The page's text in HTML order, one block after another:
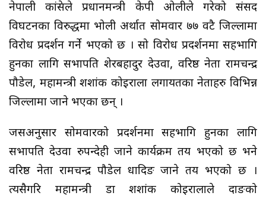
नेपाली कांग्रेसले प्रधानमन्त्री केपी ओलीले गरेको संसद
विघटनका विरुद्धमा भोली अर्थात सोमवार ७७ वटै जिल्लामा
विरोध प्रदर्शन गर्ने भएको छ । सो विरोध प्रदर्शनमा सहभागि
हुनका लागि सभापति शेरबहादुर देउवा, वरिष्ठ नेता रामचन्द्र
पौडेल, महामन्त्री शशांक कोइराला लगायतका नेताहरु विभिन्न
जिल्लामा जाने भएका छन् ।
जसअनुसार सोमवारको प्रदर्शनमा सहभागि हुनका लागि
सभापति देउवा रुपन्देही जाने कार्यक्रम तय भएको छ भने
वरिष्ठ नेता रामचन्द्र पौडेल धादिङ जाने तय भएको छ ।
त्यसैगरि महामन्त्री डा शशांक कोइरालाले दाङको